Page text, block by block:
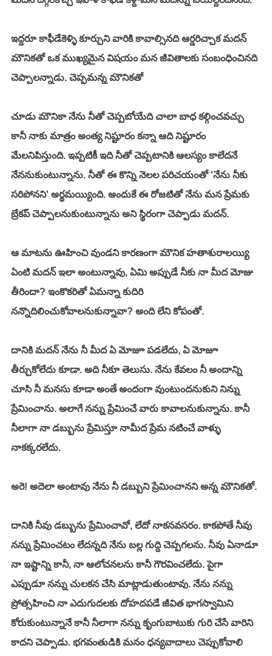
ఇద్దరూ కాఫీడేకెళ్ళి కూర్చుని వారికి కావాల్సినది ఆర్డరిచ్చాక మదన్
మౌనికతో ఒక ముఖ్యమైన విషయం మన జీవితాలకు సంబంధించినది
చెప్పాలన్నాడు. చెప్పమన్న మౌనికతో
చూడు మౌనికా నేను నీతో చెప్పబోయేది చాలా బాధ కల్గించవచ్చు
కానీ నాకు మాత్రం అంత్య నిష్టూరం కన్నా ఆది నిష్టూరం
మేలనిపిస్తుంది. ఇప్పటికీ ఇది నీతో చెప్పటానికి ఆలస్యం కాలేదనే
నేననుకుంటున్నాను. నీతో ఈ కొన్ని నెలల పరిచయంతో 'నేను నీకు
సరిపోనని' అర్థమయ్యింది. అందుకే ఈ రోజటితో నేను మన ప్రేమకు
బ్రేకప్ చెప్పాలనుకుంటున్నాను అని స్థిరంగా చెప్పాడు మదన్.
ఆ మాటను ఊహించి వుండని కారణంగా మౌనిక హతాశురాలయ్యి
ఏంటి మదన్ ఇలా అంటున్నావు, ఏమి అప్పుడే నీకు నా మీద మోజు
తీరిందా? ఇంకొకరితో ఏమన్నా కుదిరి
నన్నొదిలించుకోవాలనుకున్నావా? అంది లేని కోపంతో.
దానికి మదన్ నేను నీ మీద ఏ మోజూ పడలేదు, ఏ మోజూ
తీర్చుకోలేదు కూడా. అది నీకూ తెలుసు. నేను కేవలం నీ అందాన్ని
చూసి నీ మనసు కూడా అంతే అందంగా వుంటుందనుకుని నిన్ను
ప్రేమించాను. అలాగే నన్ను ప్రేమించే వారు కావాలనుకున్నాను. కానీ
నీలాగా నా డబ్బును ప్రేమిస్తూ నామీద ప్రేమ నటించే వాళ్ళు
నాకక్కరలేదు.
అరె! అదెలా అంటావు నేను నీ డబ్బుని ప్రేమించానని అన్న మౌనికతో.
దానికి నీవు డబ్బును ప్రేమించావో, లేదో నాకనవసరం. కాకపోతే నీవు
నన్ను ప్రేమించటం లేదన్నది నేను బల్ల గుద్ది చెప్పగలను. నీవు ఏనాడూ
నా ఇష్టాన్ని కానీ, నా ఆలోచనలను కానీ గౌరవించలేదు. పైగా
ఎప్పుడూ నన్ను చులకన చేసి మాట్లాడుతుంటావు. నేను నన్ను
ప్రోత్సహించి నా ఎదుగుదలకు దోహదపడే జీవిత భాగస్వామిని
కోరుకుంటున్నానే కానీ నీలాగా నన్ను కృంగుబాటుకు గురి చేసే వారిని
కాదని చెప్పాడు. భగవంతుడికి మనం ధన్యవాదాలు చెప్పుకోవాలి